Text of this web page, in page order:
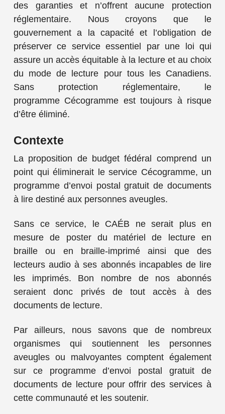
des garanties et n’offrent aucune protection
réglementaire. Nous croyons que le
gouvernement a la capacité et l’obligation de
préserver ce service essentiel par une loi qui
assure un accès équitable à la lecture et au choix
du mode de lecture pour tous les Canadiens.
Sans protection réglementaire, le
programme Cécogramme est toujours à risque
d’être éliminé.
Contexte
La proposition de budget fédéral comprend un
point qui éliminerait le service Cécogramme, un
programme d’envoi postal gratuit de documents
à lire destiné aux personnes aveugles.
Sans ce service, le CAÉB ne serait plus en
mesure de poster du matériel de lecture en
braille ou en braille-imprimé ainsi que des
lecteurs audio à ses abonnés incapables de lire
les imprimés. Bon nombre de nos abonnés
seraient donc privés de tout accès à des
documents de lecture.
Par ailleurs,
nous savons que de nombreux
organismes qui soutiennent les personnes
aveugles ou malvoyantes comptent également
sur ce programme d’envoi postal gratuit de
documents de lecture pour offrir des services à
cette communauté et les soutenir.